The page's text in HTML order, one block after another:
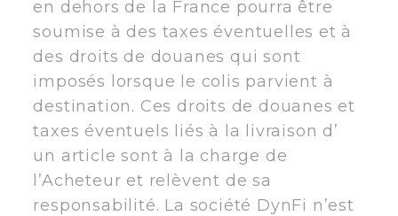
en dehors de la France pourra être
soumise à des taxes éventuelles et à
des droits de douanes qui sont
imposés lorsque le colis parvient à
destination. Ces droits de douanes et
taxes éventuels liés à la livraison d’
un article sont à la charge de
l’Acheteur et relèvent de sa
responsabilité. La société DynFi n’est